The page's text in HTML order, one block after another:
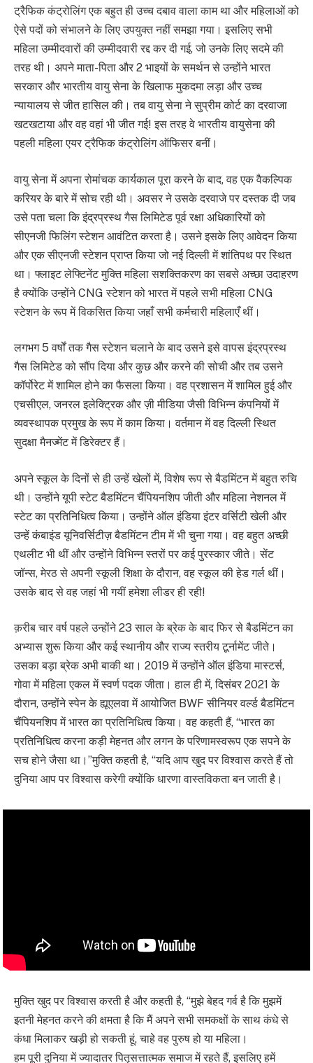
ट्रैफिक कंट्रोलिंग एक बहुत ही उच्च दबाव वाला काम था और महिलाओं को
ऐसे पदों को संभालने के लिए उपयुक्त नहीं समझा गया। इसलिए सभी
महिला उम्मीदवारों की उम्मीदवारी रद्द कर दी गई, जो उनके लिए सदमे की
तरह थी। अपने माता-पिता और 2 भाइयों के समर्थन से उन्होंने भारत
सरकार और भारतीय वायु सेना के खिलाफ मुकदमा लड़ा और उच्च
न्यायालय से जीत हासिल की। तब वायु सेना ने सुप्रीम कोर्ट का दरवाजा
खटखटाया और वह वहां भी जीत गई! इस तरह वे भारतीय वायुसेना की
पहली महिला एयर ट्रैफिक कंट्रोलिंग ऑफिसर बनीं।
वायु सेना में अपना रोमांचक कार्यकाल पूरा करने के बाद, वह एक वैकल्पिक
करियर के बारे में सोच रही थी। अवसर ने उसके दरवाजे पर दस्तक दी जब
उसे पता चला कि इंद्रप्रस्थ गैस लिमिटेड पूर्व रक्षा अधिकारियों को
सीएनजी फिलिंग स्टेशन आवंटित करता है। उसने इसके लिए आवेदन किया
और एक सीएनजी स्टेशन प्राप्त किया जो नई दिल्ली में शांतिपथ पर स्थित
था। फ्लाइट लेफ्टिनेंट मुक्ति महिला सशक्तिकरण का सबसे अच्छा उदाहरण
है क्योंकि उन्होंने CNG स्टेशन को भारत में पहले सभी महिला CNG
स्टेशन के रूप में विकसित किया जहाँ सभी कर्मचारी महिलाएँ थीं।
लगभग 5 वर्षों तक गैस स्टेशन चलाने के बाद उसने इसे वापस इंद्रप्रस्थ
गैस लिमिटेड को सौंप दिया और कुछ और करने की सोची और तब उसने
कॉर्पोरेट में शामिल होने का फैसला किया। वह प्रशासन में शामिल हुई और
एचसीएल, जनरल इलेक्ट्रिक और ज़ी मीडिया जैसी विभिन्न कंपनियों में
व्यवस्थापक प्रमुख के रूप में काम किया। वर्तमान में वह दिल्ली स्थित
सुदक्षा मैनज्मेंट में डिरेक्टर हैं।
अपने स्कूल के दिनों से ही उन्हें खेलों में, विशेष रूप से बैडमिंटन में बहुत रुचि
थी। उन्होंने यूपी स्टेट बैडमिंटन चैंपियनशिप जीती और महिला नेशनल में
स्टेट का प्रतिनिधित्व किया। उन्होंने ऑल इंडिया इंटर वर्सिटी खेली और
उन्हें कंबाइंड यूनिवर्सिटीज़ बैडमिंटन टीम में भी चुना गया। वह बहुत अच्छी
एथलीट भी थीं और उन्होंने विभिन्न स्तरों पर कई पुरस्कार जीते। सेंट
जॉन्स, मेरठ से अपनी स्कूली शिक्षा के दौरान, वह स्कूल की हेड गर्ल थीं।
उसके बाद से वह जहां भी गयीं हमेशा लीडर ही रही!
क़रीब चार वर्ष पहले उन्होंने 23 साल के ब्रेक के बाद फिर से बैडमिंटन का
अभ्यास शुरू किया और कई स्थानीय और राज्य स्तरीय टूर्नामेंट जीते।
उसका बड़ा ब्रेक अभी बाकी था। 2019 में उन्होंने ऑल इंडिया मास्टर्स,
गोवा में महिला एकल में स्वर्ण पदक जीता। हाल ही में, दिसंबर 2021 के
दौरान, उन्होंने स्पेन के ह्यूएलवा में आयोजित BWF सीनियर वर्ल्ड बैडमिंटन
चैंपियनशिप में भारत का प्रतिनिधित्व किया। वह कहती हैं, “भारत का
प्रतिनिधित्व करना कड़ी मेहनत और लगन के परिणामस्वरूप एक सपने के
सच होने जैसा था।”मुक्ति कहती है, “यदि आप खुद पर विश्वास करते हैं तो
दुनिया आप पर विश्वास करेगी क्योंकि धारणा वास्तविकता बन जाती है।
मुक्ति खुद पर विश्वास करती है और कहती है, “मुझे बेहद गर्व है कि मुझमें
इतनी मेहनत करने की क्षमता है कि मैं अपने सभी समकक्षों के साथ कंधे से
कंधा मिलाकर खड़ी हो सकती हूं, चाहे वह पुरुष हो या महिला।
हम पूरी दुनिया में ज्यादातर पितृसत्तात्मक समाज में रहते हैं, इसलिए हमें